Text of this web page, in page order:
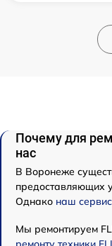
Почему для
нас
В Воронеже
предоставляющих
Однако наш
Мы ремонтируем